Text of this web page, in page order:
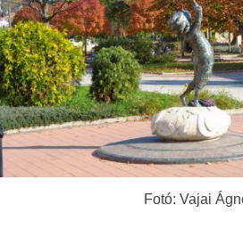
Fotó: Vajai